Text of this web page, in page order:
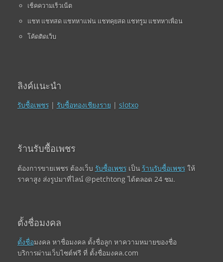
เช็คความเร็วเน็ต
แชท แชทสด แชทหาแฟน แชทคุยสด แชทรูม แชทหาเพื่อน
โค้ดติดเว็บ
ลิงค์แนะนำ
รับซื้อเพชร| รับซื้อทองเชียงราย | slotxo
ร้านรับซื้อเพชร
ต้องการขายเพชร ต้องเว็บ รับซื้อเพชรเป็น ร้านรับซื้อเพชรให้
ราคาสูง ส่งรูปมาที่ไลน์ @petchtong ได้ตลอด 24 ชม.
ตั้งชื่อมงคล
ตั้งชื่อมงคล หาชื่อมงคล ตั้งชื่อลูก หาความหมายของชื่อ
บริการผ่านเว็บไซต์ฟรี ที่ ตั้งชื่อมงคล.com